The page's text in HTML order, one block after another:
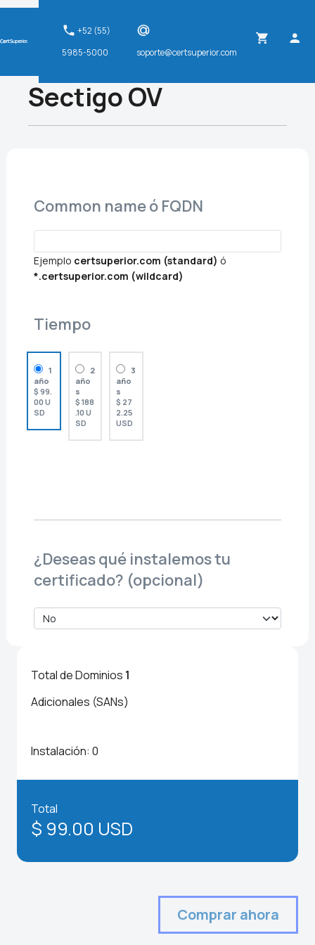
+52 (55)
5985-5000
soporte@certsuperior.com
Sectigo OV
Common name ó FQDN
Ejemplo certsuperior.com (standard) ó
*.certsuperior.com (wildcard)
Tiempo
1
año
$ 99.
00 U
SD
2
año
s
$ 188
.10 U
SD
3
año
s
$ 27
2.25
USD
¿Deseas qué instalemos tu
certificado? (opcional)
Total de Dominios 1
Adicionales (SANs)
Instalación: 0
Total
$ 99.00 USD
Comprar ahora